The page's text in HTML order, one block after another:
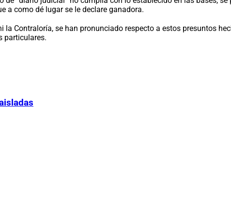
a como dé lugar se le declare ganadora.
Contraloría, se han pronunciado respecto a estos presuntos
particulares.